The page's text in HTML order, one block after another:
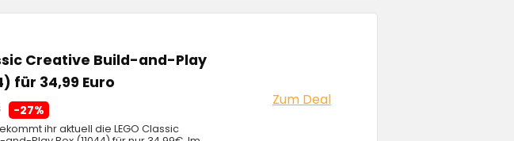
Creative Build-and-Play
für 34,99 Euro
-27%
ihr aktuell die LEGO Classic
Zum Deal